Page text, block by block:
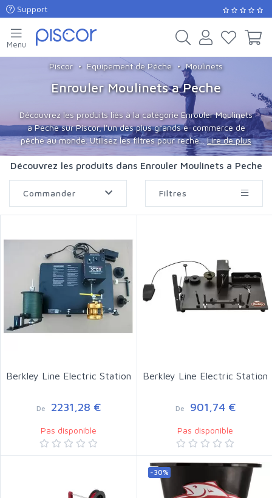
Support
Menu
Piscor Equipement de Pêche Moulinets
Enrouler Moulinets a Peche
Découvrez les produits liés à la catégorie Enrouler Moulinets
a Peche sur Piscor, l'un des plus grands e-commerce de
pêche au monde. Utilisez les filtres pour reche... Lire de plus
Découvrez les produits dans Enrouler Moulinets a Peche
Commander Filtres
Berkley Line Electric Station
De 2231,28 €
Pas disponible
Berkley Line Electric Station
De 901,74 €
Pas disponible
-30%